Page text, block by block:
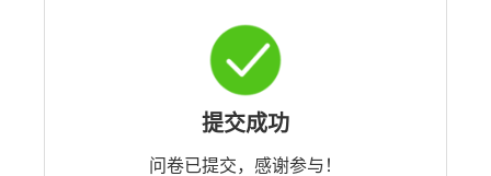
提交成功
问卷已提交，感谢参与！